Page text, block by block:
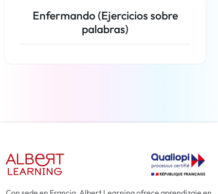
Enfermando (Ejercicios sobre
palabras)